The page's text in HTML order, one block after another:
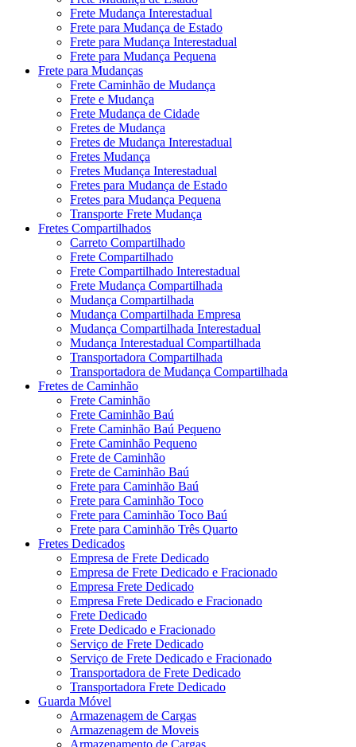
Frete Mudança Interestadual
Frete para Mudança de Estado
Frete para Mudança Interestadual
Frete para Mudança Pequena
Frete para Mudanças
Frete Caminhão de Mudança
Frete e Mudança
Frete Mudança de Cidade
Fretes de Mudança
Fretes de Mudança Interestadual
Fretes Mudança
Fretes Mudança Interestadual
Fretes para Mudança de Estado
Fretes para Mudança Pequena
Transporte Frete Mudança
Fretes Compartilhados
Carreto Compartilhado
Frete Compartilhado
Frete Compartilhado Interestadual
Frete Mudança Compartilhada
Mudança Compartilhada
Mudança Compartilhada Empresa
Mudança Compartilhada Interestadual
Mudança Interestadual Compartilhada
Transportadora Compartilhada
Transportadora de Mudança Compartilhada
Fretes de Caminhão
Frete Caminhão
Frete Caminhão Baú
Frete Caminhão Baú Pequeno
Frete Caminhão Pequeno
Frete de Caminhão
Frete de Caminhão Baú
Frete para Caminhão Baú
Frete para Caminhão Toco
Frete para Caminhão Toco Baú
Frete para Caminhão Três Quarto
Fretes Dedicados
Empresa de Frete Dedicado
Empresa de Frete Dedicado e Fracionado
Empresa Frete Dedicado
Empresa Frete Dedicado e Fracionado
Frete Dedicado
Frete Dedicado e Fracionado
Serviço de Frete Dedicado
Serviço de Frete Dedicado e Fracionado
Transportadora de Frete Dedicado
Transportadora Frete Dedicado
Guarda Móvel
Armazenagem de Cargas
Armazenagem de Moveis
Armazenamento de Cargas